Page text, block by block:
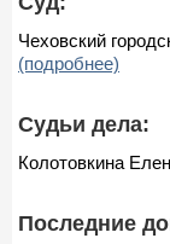
Чеховский
(подробнее)
Судьи дела:
Колотовкина
Последние